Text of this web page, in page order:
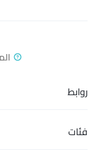
روابط
فئات